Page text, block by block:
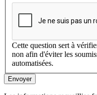
Cette question sert à
non afin d'éviter les
automatisées.